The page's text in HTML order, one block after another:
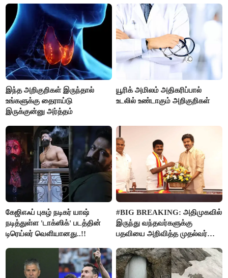
இந்த அறிகுறிகள் இருந்தால்
உங்களுக்கு தைராய்டு
இருக்குன்னு அர்த்தம்
யூரிக் அமிலம் அதிகரிப்பால்
உடலில் உண்டாகும் அறிகுறிகள்
கேஜிஎஃப் புகழ் நடிகர் யாஷ்
நடித்துள்ள 'டாக்‌ஸிக்' படத்தின்
டிரெய்லர் வெளியானது..!!
#BIG BREAKING: அதிமுகவில்
இருந்து வந்தவர்களுக்கு
பதவியை அறிவித்த முதல்வர்